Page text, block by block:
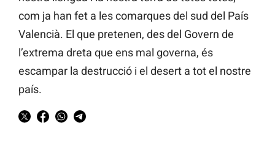
com ja han fet a les comarques del sud del País
Valencià. El que pretenen, des del Govern de
l’extrema dreta que ens mal governa, és
escampar la destrucció i el desert a tot el nostre
país.